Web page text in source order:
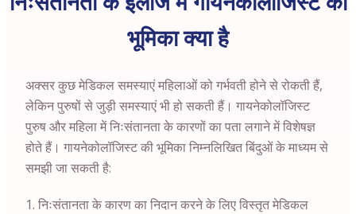
भूमिका क्या है
अक्सर कुछ मेडिकल समस्याएं महिलाओं को गर्भवती होने से रोकती हैं,
लेकिन पुरुषों से जुड़ी समस्याएं भी हो सकती हैं। गायनेकोलॉजिस्ट
पुरुष और महिला में निःसंतानता के कारणों का पता लगाने में विशेषज्ञ
होते हैं। गायनेकोलॉजिस्ट की भूमिका निम्नलिखित बिंदुओं के माध्यम से
समझी जा सकती है:
निःसंतानता के कारण का निदान करने के लिए विस्तृत मेडिकल